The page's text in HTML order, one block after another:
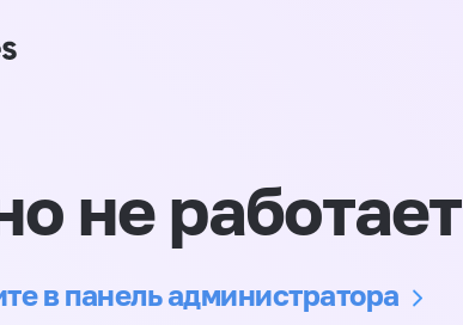
не работает
в панель администратора